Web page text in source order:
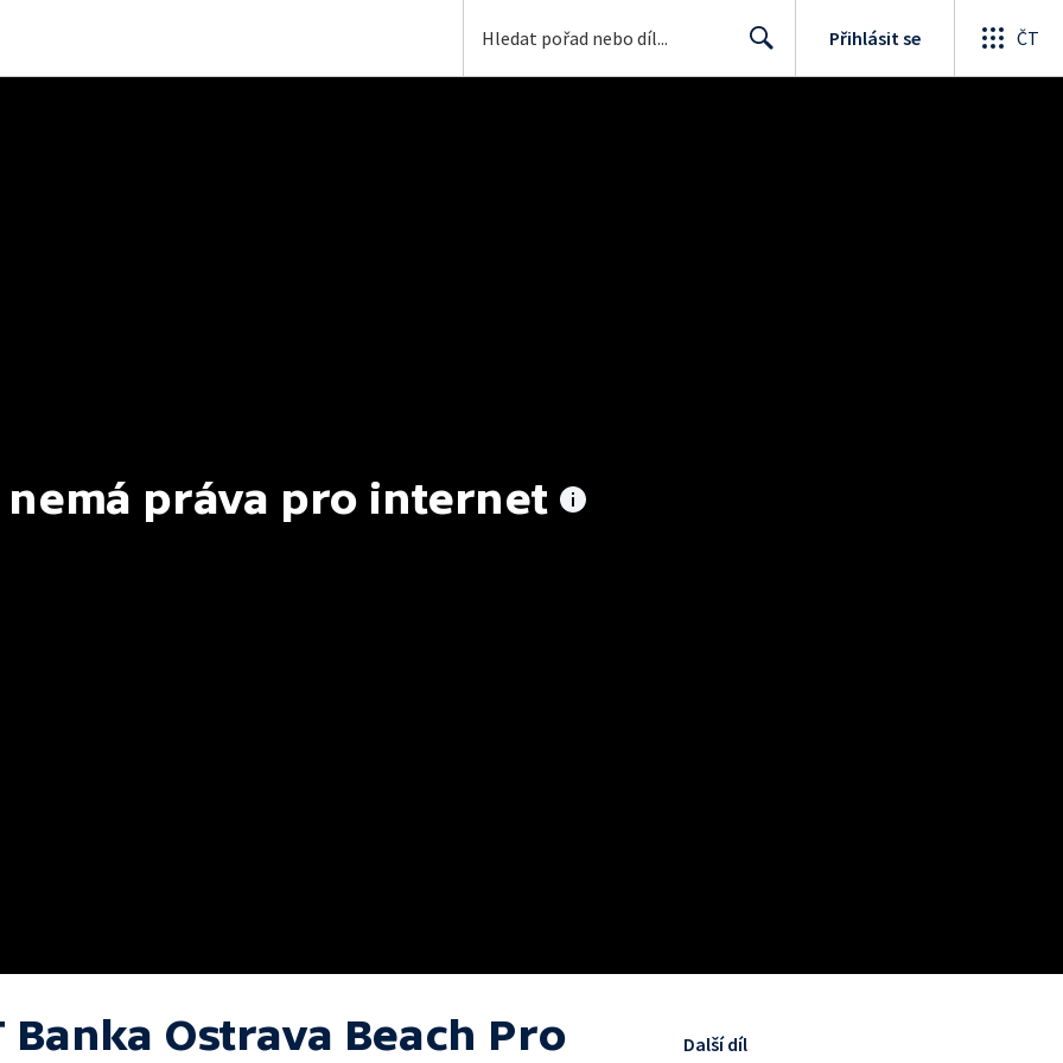
Přihlásit se ČT
nemá práva pro internet
Banka Ostrava Beach Pro Další díl